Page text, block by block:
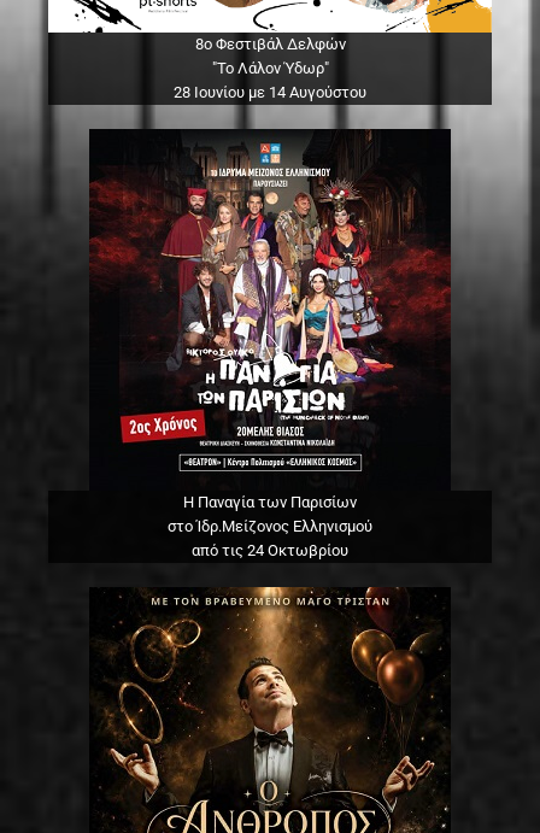
8ο Φεστιβάλ Δελφών
"Το Λάλον Ύδωρ"
28 Ιουνίου με 14 Αυγούστου
Η Παναγία των Παρισίων
στο Ίδρ.Μείζονος Ελληνισμού
από τις 24 Οκτωβρίου